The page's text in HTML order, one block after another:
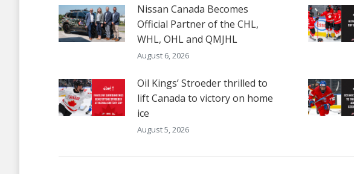
Nissan Canada Becomes
Official Partner of the CHL,
WHL, OHL and QMJHL
August 6, 2026
Oil Kings’ Stroeder thrilled to
lift Canada to victory on home
ice
August 5, 2026